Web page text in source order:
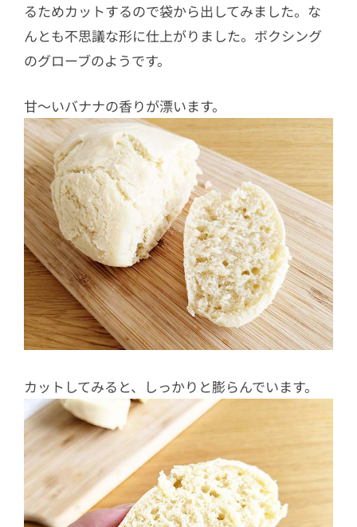
るためカットするので袋から出してみました。な
んとも不思議な形に仕上がりました。ボクシング
のグローブのようです。
甘〜いバナナの香りが漂います。
カットしてみると、しっかりと膨らんでいます。